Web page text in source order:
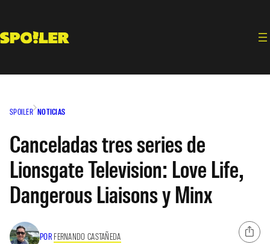
contenido
SPOILER NOTICIAS
Canceladas tres series de
Lionsgate Television: Love Life,
Dangerous Liaisons y Minx
POR FERNANDO CASTAÑEDA